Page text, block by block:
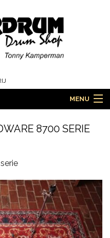
MENU
8700 SERIE